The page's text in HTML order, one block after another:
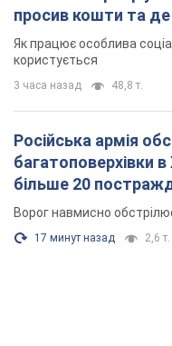
просив кошти та
Як працює особлива
користується
3 часа назад 48,8 т.
Російська армія
багатоповерхівки
більше 20
Ворог навмисно
17 минут назад 2,6 т.